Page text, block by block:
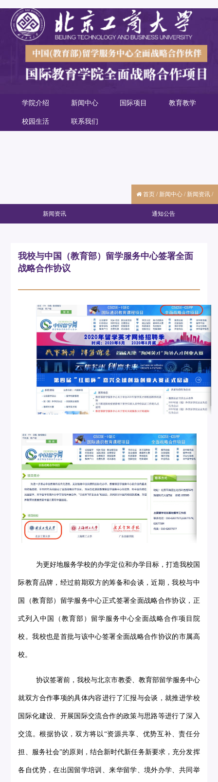
学院介绍 新闻中心 国际项目 教育教学
校园生活 联系我们
首页 / 新闻中心 / 新闻资讯 /
新闻资讯 通知公告
我校与中国（教育部）留学服务中心签署全面
战略合作协议
为更好地服务学校的办学定位和办学目标，打造我校国
际教育品牌，经过前期双方的筹备和会谈，近期，我校与中
国（教育部）留学服务中心正式签署全面战略合作协议，正
式列入中国（教育部）留学服务中心全面战略合作项目院
校。我校也是首批与该中心签署全面战略合作协议的市属高
校。
协议签署前，我校与北京市教委、教育部留学服务中心
就双方合作事项的具体内容进行了汇报与会谈，就推进学校
国际化建设、开展国际交流合作的政策与思路等进行了深入
交流。根据协议，双方将以“资源共享、优势互补、责任分
担、服务社会”的原则，结合新时代新任务新要求，充分发挥
各自优势，在出国留学培训、来华留学、境外办学、共同举